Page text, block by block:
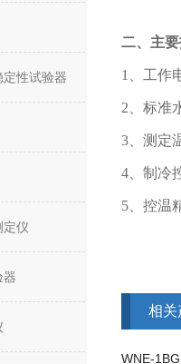
性试验器
定仪
器
二、主
1、工作
2、标准
3、测定
4、制冷
5、控温
相关